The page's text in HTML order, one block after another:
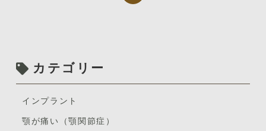
カテゴリー
インプラント
顎が痛い（顎関節症）